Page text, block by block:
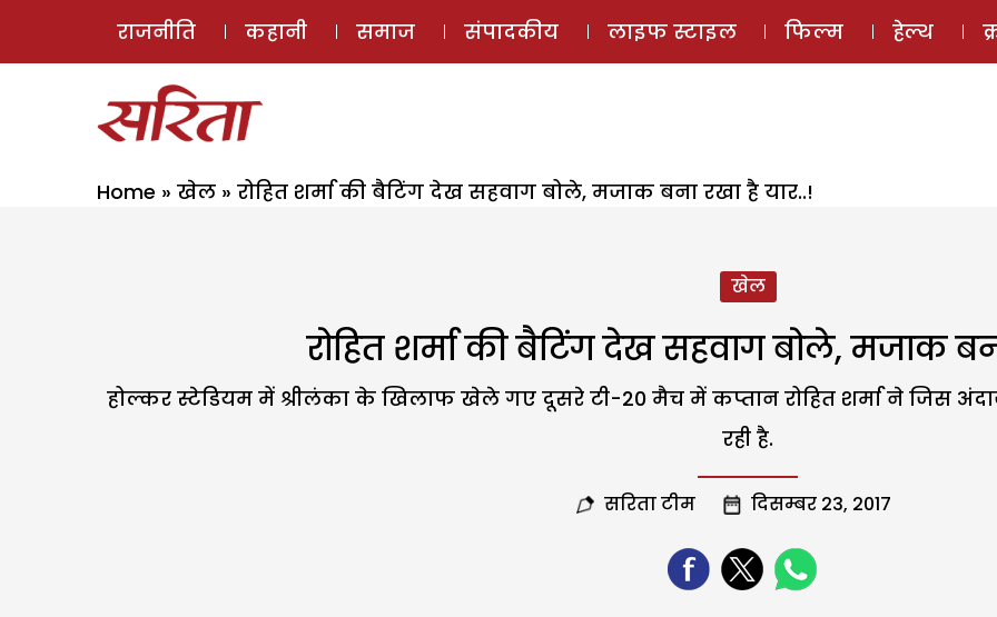
ई-मैगज़ीन
राजनीति कहानी समाज संपादकीय लाइफ स्टाइल फिल्म हेल्थ
Home » खेल » रोहित शर्मा की बैटिंग देख सहवाग बोले, मजाक बना रखा है यार..!
खेल
रोहित शर्मा की बैटिंग देख सहवाग बोले, मजाक
होल्कर स्टेडियम में श्रीलंका के खिलाफ खेले गए दूसरे टी-20 मैच में कप्तान रोहित शर्मा ने जिस
रही है.
सरिता टीम दिसम्बर 23, 2017